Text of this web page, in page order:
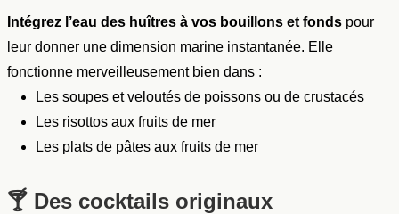
Intégrez l’eau des huîtres à vos bouillons et fonds pour
leur donner une dimension marine instantanée. Elle
fonctionne merveilleusement bien dans :
Les soupes et veloutés de poissons ou de crustacés
Les risottos aux fruits de mer
Les plats de pâtes aux fruits de mer
🍸 Des cocktails originaux